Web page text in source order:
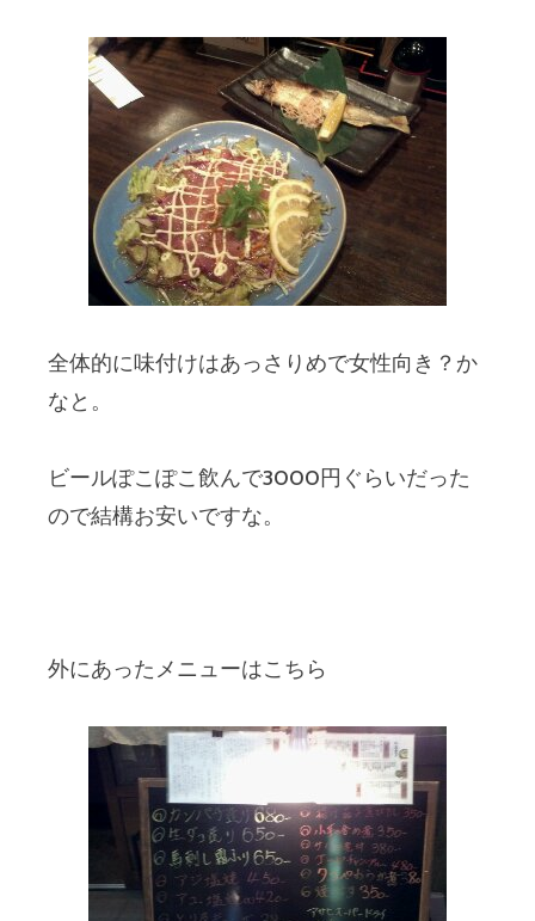
全体的に味付けはあっさりめで女性向き？か
なと。
ビールぽこぽこ飲んで3000円ぐらいだった
ので結構お安いですな。
外にあったメニューはこちら